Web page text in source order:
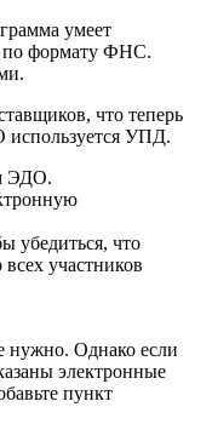
умеет
по формату ФНС.
что теперь
используется УПД.
ЭДО.
убедиться, что
участников
нужно. Однако если
электронные
пункт